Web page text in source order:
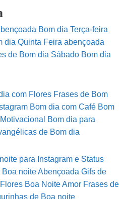
Bom dia Terça-feira
dia Quinta Feira abençoada
de Bom dia Sábado Bom dia
com Flores Frases de Bom
Bom dia com Café Bom
Bom dia para
de Bom dia
para Instagram e Status
Boa noite Abençoada Gifs de
Boa Noite Amor Frases de
de Boa noite